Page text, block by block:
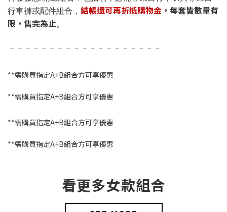
行車褲或配件組合， 結帳還可再折抵購物金 ，每套皆數量有
限，售完為止。
－－－－－－－－－－－－－－－－－－－
**需購買指定A+B組合方可享優惠
**需購買指定A+B組合方可享優惠
**需購買指定A+B組合方可享優惠
**需購買指定A+B組合方可享優惠
看更多女款組合